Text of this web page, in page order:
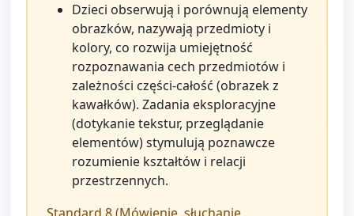
Dzieci obserwują i porównują elementy
obrazków, nazywają przedmioty i
kolory, co rozwija umiejętność
rozpoznawania cech przedmiotów i
zależności części‑całość (obrazek z
kawałków). Zadania eksploracyjne
(dotykanie tekstur, przeglądanie
elementów) stymulują poznawcze
rozumienie kształtów i relacji
przestrzennych.